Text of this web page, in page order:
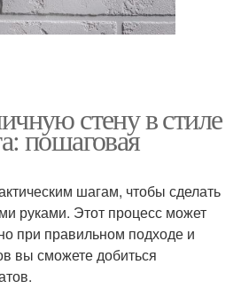
стену в стиле
пошаговая
шагам, чтобы сделать
руками. Этот процесс может
при правильном подходе и
вы сможете добиться